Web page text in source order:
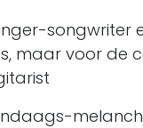
covers